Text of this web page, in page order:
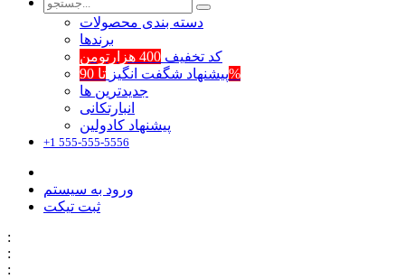
دسته بندی محصولات
برند‌ها
کد تخفیف 400 هزارتومن
پیشنهاد شگفت انگیزتا 90%
جدیدترین ها
انبارتکانی
پیشنهاد کادولین
+1 555-555-5556
ورود به سیستم
ثبت تیکت
:
:
: